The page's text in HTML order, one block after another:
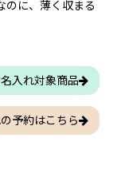
のに、薄く収まる
入れ対象商品
予約はこちら